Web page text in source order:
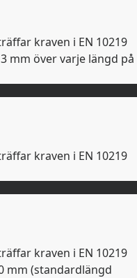
kraven i EN 10219
mm över varje längd på
kraven i EN 10219
kraven i EN 10219
mm (standardlängd